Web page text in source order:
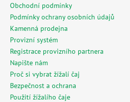
Obchodní podmínky
Podmínky ochrany osobních údajů
Kamenná prodejna
Provizní systém
Registrace provizního partnera
Napište nám
Proč si vybrat žížalí čaj
Bezpečnost a ochrana
Použití žížalího čaje